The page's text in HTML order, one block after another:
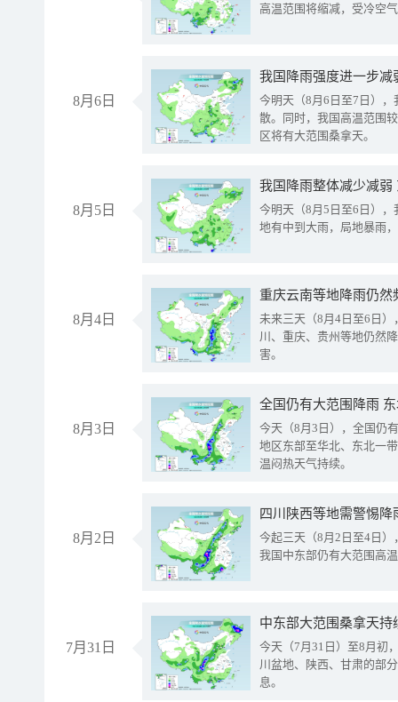
高温范围将缩减，受冷空
8月6日
今明天（8月6日至7日）
散。同时，我国高温范围
区将有大范围桑拿天。
8月5日
我国降雨整体减少减弱
今明天（8月5日至6日）
地有中到大雨，局地暴雨
8月4日
重庆云南等地降雨仍然
未来三天（8月4日至6日
川、重庆、贵州等地仍然
害。
8月3日
全国仍有大范围降雨
今天（8月3日），全国仍
地区东部至华北、东北一
温闷热天气持续。
8月2日
今起三天（8月2日至4日
我国中东部仍有大范围高
7月31日
中东部大范围桑拿天
今天（7月31日）至8月初
川盆地、陕西、甘肃的部
息。